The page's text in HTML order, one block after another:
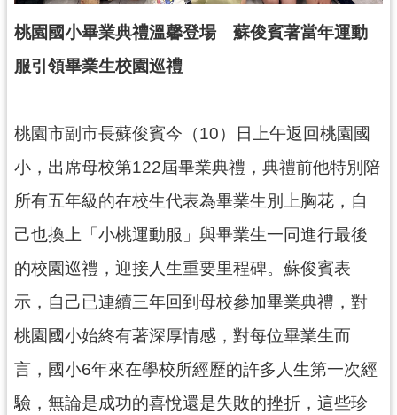
便
服
政
資
訊
公
開
首
頁
網
導
桃園國小畢業典禮溫馨登場 蘇俊賓著當年運動
服引領畢業生校園巡禮
桃園市副市長蘇俊賓今（10）日上午返回桃園國
小，出席母校第122屆畢業典禮，典禮前他特別陪
所有五年級的在校生代表為畢業生別上胸花，自
己也換上「小桃運動服」與畢業生一同進行最後
的校園巡禮，迎接人生重要里程碑。蘇俊賓表
示，自己已連續三年回到母校參加畢業典禮，對
桃園國小始終有著深厚情感，對每位畢業生而
言，國小6年來在學校所經歷的許多人生第一次經
驗，無論是成功的喜悅還是失敗的挫折，這些珍